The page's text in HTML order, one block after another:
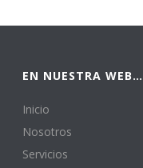
EN NUESTRA WEB…
Inicio
Nosotros
Servicios